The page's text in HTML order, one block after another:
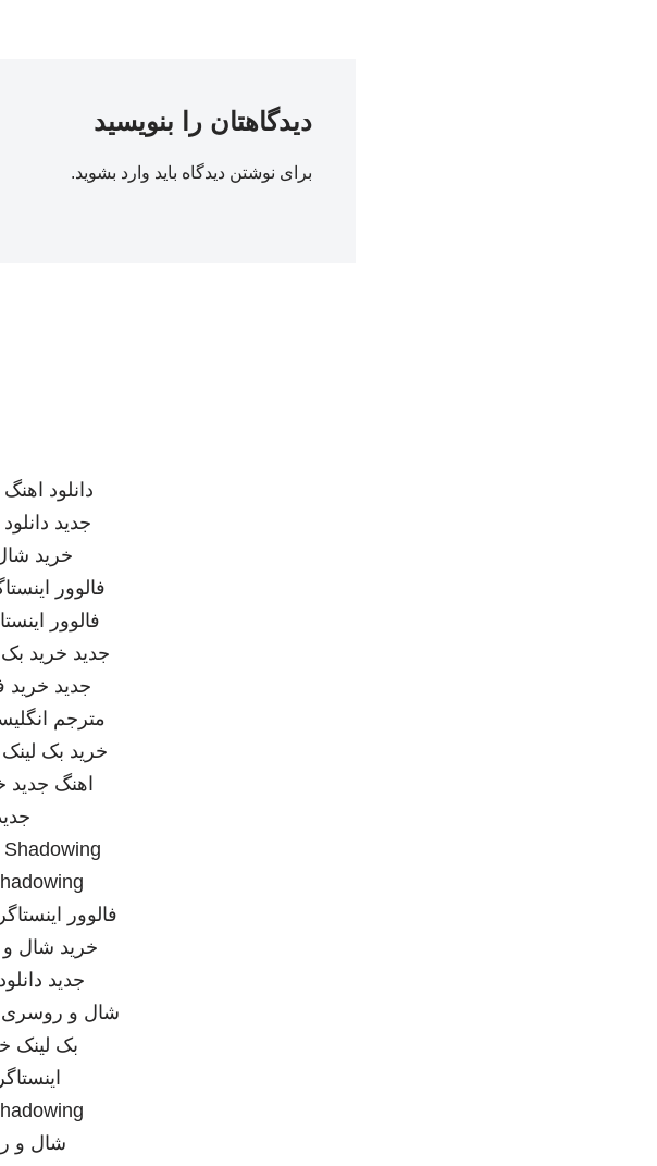
دیدگاهتان را بنویسید
برای نوشتن دیدگاه باید وارد بشوید.
دانلود
جدید
خرید
فالوور
فالوور
جدید خرید بک
جدید خرید
مترجم
خرید بک لینک
اهنگ جدید
Shadowing
فالوور
خرید شال
جدید
شال و روسری
بک لینک
شال و